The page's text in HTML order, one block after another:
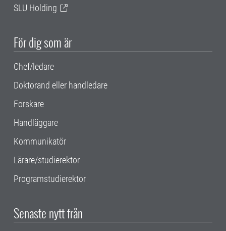
SLU Holding
För dig som är
Chef/ledare
Doktorand eller handledare
Forskare
Handläggare
Kommunikatör
Lärare/studierektor
Programstudierektor
Senaste nytt från